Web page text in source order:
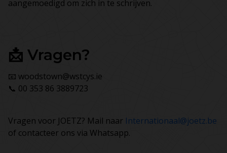
aangemoedigd om zich in te schrijven.
📩 Vragen?
📧 woodstown@wstcys.ie
📞 00 353 86 3889723
Vragen voor JOETZ? Mail naar Internationaal@joetz.be
of contacteer ons via Whatsapp.